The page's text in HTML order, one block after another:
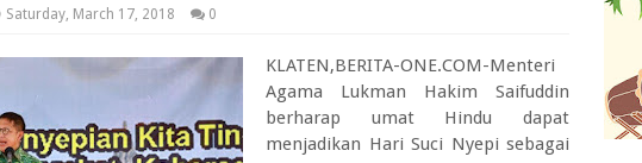
Saturday, March 17, 2018 0
KLATEN,BERITA-ONE.COM-Menteri
Agama Lukman Hakim Saifuddin
berharap umat Hindu dapat
menjadikan Hari Suci Nyepi sebagai